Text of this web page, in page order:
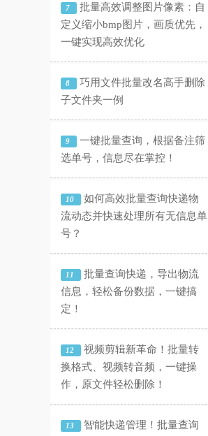
7
批量高效调整图片像素：自
定义缩小bmp图片，画质优先，
一键实现高效优化
8
巧用文件批量改名高手删除
子文件夹一例
9
一键批量查询，根据备注筛
选单号，信息尽在掌控！
10
如何高效批量查询快递物
流动态并快速处理所有无信息单
号？
11
批量查询快递，导出物流
信息，轻松备份数据，一键搞
定！
12
视频剪辑新革命！批量转
换格式、视频转音频，一键操
作，原文件轻松删除！
13
智能快递管理！批量查询